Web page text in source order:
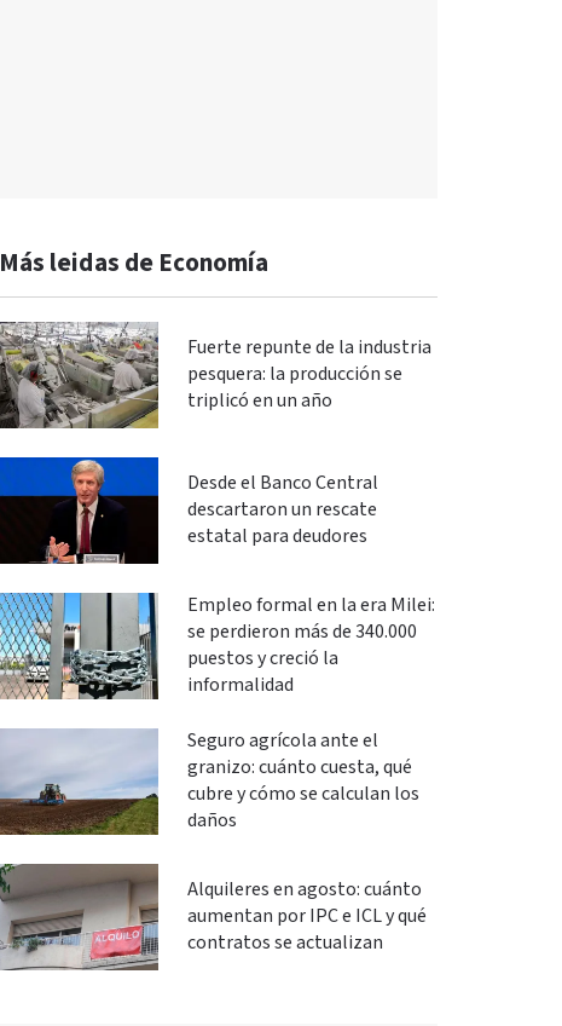
Más leidas de Economía
Fuerte repunte de la industria
pesquera: la producción se
triplicó en un año
Desde el Banco Central
descartaron un rescate
estatal para deudores
Empleo formal en la era Milei:
se perdieron más de 340.000
puestos y creció la
informalidad
Seguro agrícola ante el
granizo: cuánto cuesta, qué
cubre y cómo se calculan los
daños
Alquileres en agosto: cuánto
aumentan por IPC e ICL y qué
contratos se actualizan